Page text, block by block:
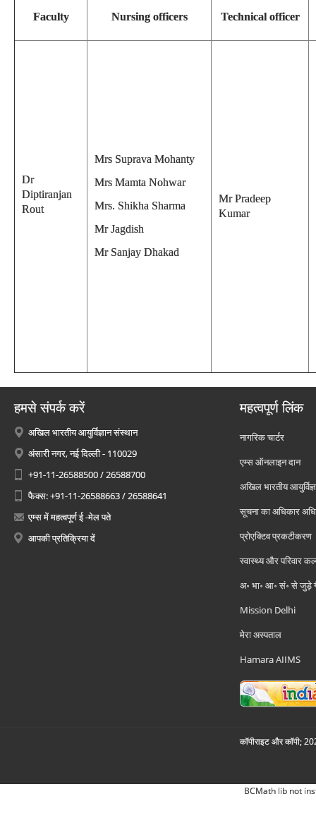
Faculty Nursing officers Technical officer
Dr
Diptiranjan
Rout
Mrs Suprava Mohanty
Mrs Mamta Nohwar
Mrs. Shikha Sharma
Mr Jagdish
Mr Sanjay Dhakad
Mr Pradeep
Kumar
हमसे संपर्क करें
अखिल भारतीय आयुर्विज्ञान संस्थान
अंसारी नगर, नई दिल्ली - 110029
+91-11-26588500 / 26588700
फैक्स: +91-11-26588663 / 26588641
एम्स में महत्वपूर्ण ई -मेल पते
आपकी प्रतिक्रिया दें
महत्वपूर्ण लिंक
नागरिक चार्टर
एम्स ऑनलाइन दान
अखिल भारतीय
सूचना का अधिकार
प्रोएक्टिव प्रकटीकरण
स्वास्थ्य और परिवार
अ॰ भा॰ आ॰ सं॰ से जुड़े
Mission Delhi
मेरा अस्पताल
Hamara AIIMS
कॉपीराइट और कॉपी;
BCMath lib not